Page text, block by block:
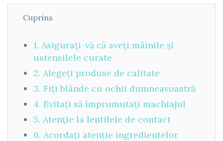
Cuprins
1. Asigurați-vă că aveți mâinile și
ustensilele curate
2. Alegeți produse de calitate
3. Fiți blânde cu ochii dumneavoastră
4. Evitați să împrumutați machiajul
5. Atenție la lentilele de contact
6. Acordați atenție ingredientelor